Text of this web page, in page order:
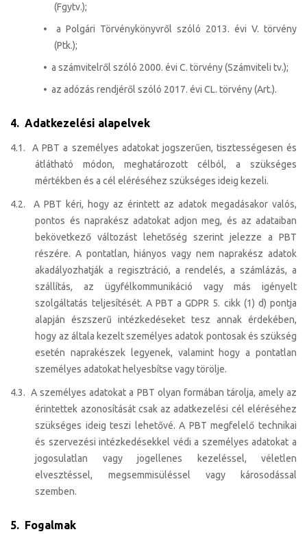
(Fgytv.);
• a Polgári Törvénykönyvről szóló 2013. évi V. törvény
(Ptk.);
• a számvitelről szóló 2000. évi C. törvény (Számviteli tv.);
• az adózás rendjéről szóló 2017. évi CL. törvény (Art.).
4. Adatkezelési alapelvek
4.1. A PBT a személyes adatokat jogszerűen, tisztességesen és
átlátható módon, meghatározott célból, a szükséges
mértékben és a cél eléréséhez szükséges ideig kezeli.
4.2. A PBT kéri, hogy az érintett az adatok megadásakor valós,
pontos és naprakész adatokat adjon meg, és az adataiban
bekövetkező változást lehetőség szerint jelezze a PBT
részére. A pontatlan, hiányos vagy nem naprakész adatok
akadályozhatják a regisztráció, a rendelés, a számlázás, a
szállítás, az ügyfélkommunikáció vagy más igényelt
szolgáltatás teljesítését. A PBT a GDPR 5. cikk (1) d) pontja
alapján észszerű intézkedéseket tesz annak érdekében,
hogy az általa kezelt személyes adatok pontosak és szükség
esetén naprakészek legyenek, valamint hogy a pontatlan
személyes adatokat helyesbítse vagy törölje.
4.3. A személyes adatokat a PBT olyan formában tárolja, amely az
érintettek azonosítását csak az adatkezelési cél eléréséhez
szükséges ideig teszi lehetővé. A PBT megfelelő technikai
és szervezési intézkedésekkel védi a személyes adatokat a
jogosulatlan vagy jogellenes kezeléssel, véletlen
elvesztéssel, megsemmisüléssel vagy károsodással
szemben.
5. Fogalmak